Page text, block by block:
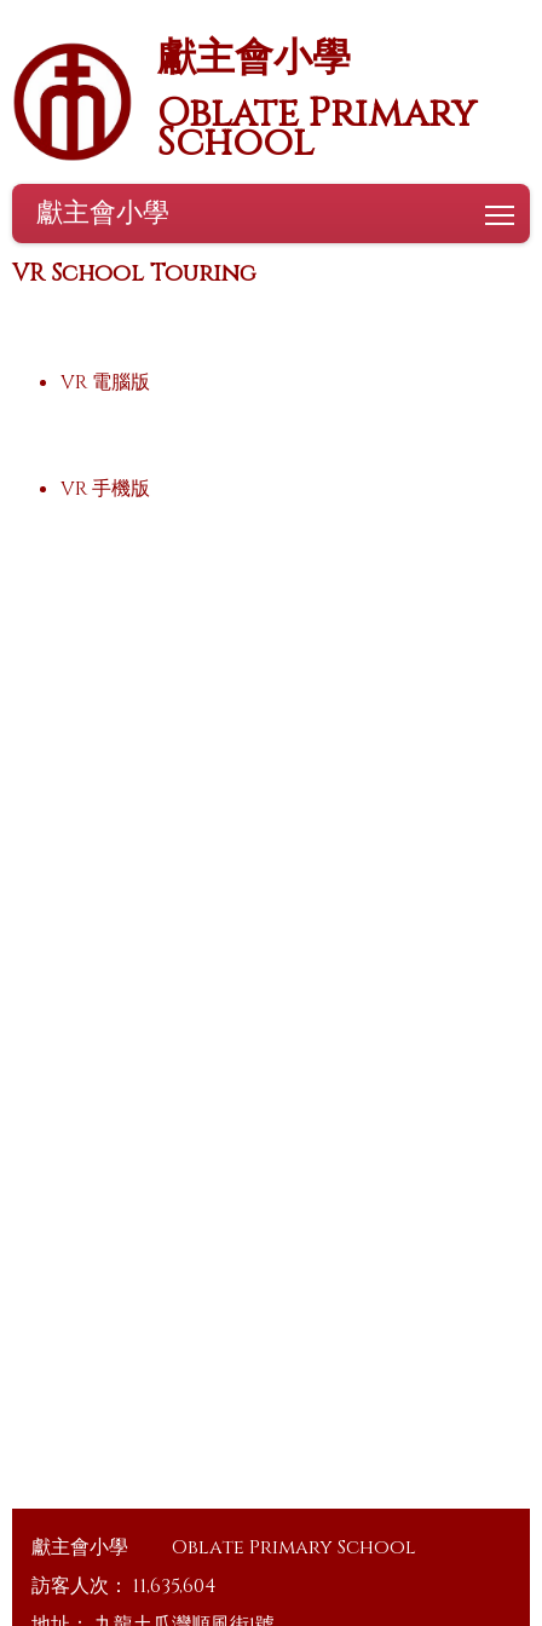
獻主會小學
Oblate Primary
School
獻主會小學
VR School Touring
VR 電腦版
VR 手機版
獻主會小學
Oblate Primary School
訪客人次： 11,635,604